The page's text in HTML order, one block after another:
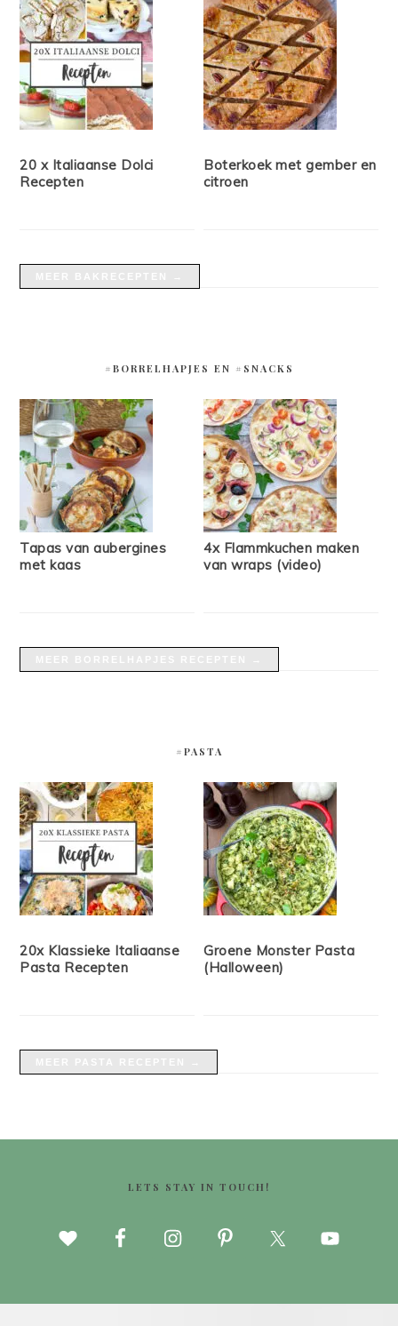
20 x Italiaanse Dolci
Recepten
Boterkoek met gember en
citroen
#BORRELHAPJES EN #SNACKS
Tapas van aubergines
met kaas
4x Flammkuchen maken
van wraps (video)
#PASTA
20x Klassieke Italiaanse
Pasta Recepten
Groene Monster Pasta
(Halloween)
LETS STAY IN TOUCH!